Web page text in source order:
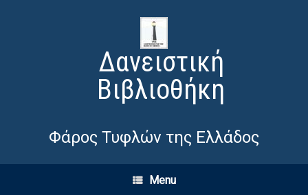
Δανειστική
Βιβλιοθήκη
Φάρος Τυφλών της Ελλάδος
Menu